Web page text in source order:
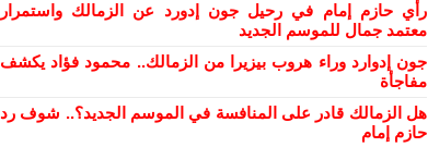
رأي حازم إمام في رحيل جون إدورد عن الزمالك واستمرار
معتمد جمال للموسم الجديد
جون إدوارد وراء هروب بيزيرا من الزمالك.. محمود فؤاد يكشف
مفاجأة
هل الزمالك قادر على المنافسة في الموسم الجديد؟.. شوف رد
حازم إمام